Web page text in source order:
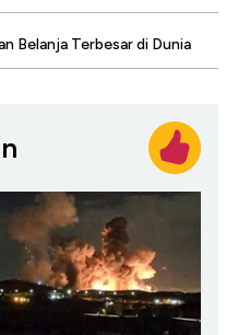
Belanja Terbesar di Dunia